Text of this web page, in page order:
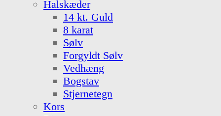
Halskæder
14 kt. Guld
8 karat
Sølv
Forgyldt Sølv
Vedhæng
Bogstav
Stjernetegn
Kors